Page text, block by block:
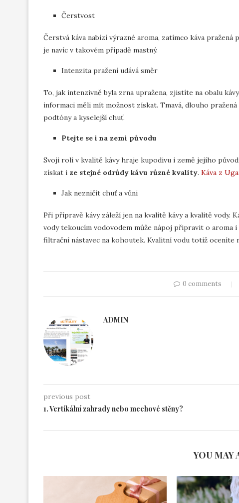
Čerstvost
Čerstvá káva nabízí výrazné aroma, zatímco káva
je navíc v takovém případě mastný.
Intenzita pražení udává směr
To, jak intenzivně byla zrna upražena, zjistíte na obalu
informaci měli mít možnost získat. Tmavá, dlouho
podtóny a kyselejší chuť.
Ptejte se i na zemi původu
Svoji roli v kvalitě kávy hraje kupodivu i země jejího
získat i ze stejné odrůdy kávu různé kvality. Káva z
Jak nezničit chuť a vůni
Při přípravě kávy záleží jen na kvalitě kávy a kvalitě vody.
vody tekoucím vodovodem může nápoj připravit o
filtrační nástavec na kohoutek. Kvalitní vodu totiž oceníte
0 comments
ADMIN
previous post
1. Vertikální zahrady nebo mechové stěny?
YOU MAY